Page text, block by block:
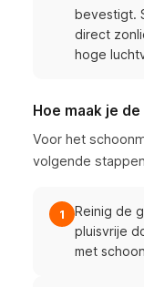
bevestigt.
direct
hoge
Hoe maak je
Voor het
volgende
1
Reinig de
pluisvrije
met